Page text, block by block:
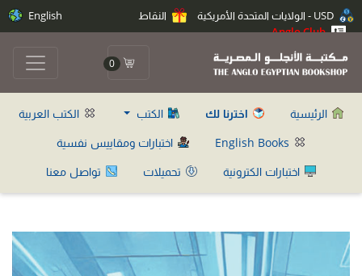
النقاط
Anglo Club
English
0
الرئيسية اخترنا لك الكتب
الكتب العربية
اختبارات ومقاييس نفسية
اختبارات الكترونية
تحميلات تواصل معنا